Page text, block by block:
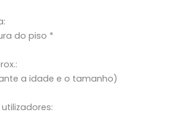
do piso *
a idade e o tamanho)